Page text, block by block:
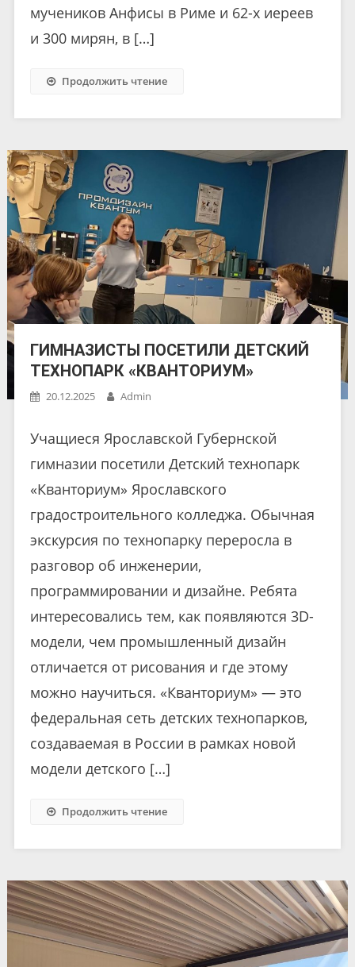
мучеников Анфисы в Риме и 62-х иереев
и 300 мирян, в […]
Продолжить чтение
ГИМНАЗИСТЫ ПОСЕТИЛИ ДЕТСКИЙ
ТЕХНОПАРК «КВАНТОРИУМ»
20.12.2025 Admin
Учащиеся Ярославской Губернской
гимназии посетили Детский технопарк
«Кванториум» Ярославского
градостроительного колледжа. Обычная
экскурсия по технопарку переросла в
разговор об инженерии,
программировании и дизайне. Ребята
интересовались тем, как появляются 3D-
модели, чем промышленный дизайн
отличается от рисования и где этому
можно научиться. «Кванториум» — это
федеральная сеть детских технопарков,
создаваемая в России в рамках новой
модели детского […]
Продолжить чтение